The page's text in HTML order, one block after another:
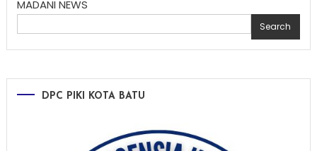
MADANI NEWS
Search
DPC PIKI KOTA BATU